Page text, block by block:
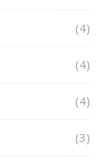
(4)
(4)
(4)
(3)